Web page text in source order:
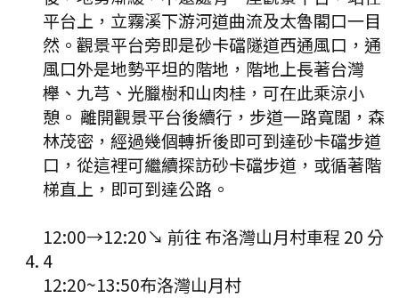
平台上，立霧溪下游河道曲流及太魯閣口一目
然。觀景平台旁即是砂卡礑隧道西通風口，通
風口外是地勢平坦的階地，階地上長著台灣
櫸、九芎、光臘樹和山肉桂，可在此乘涼小
憩。 離開觀景平台後續行，步道一路寬闊，森
林茂密，經過幾個轉折後即可到達砂卡礑步道
口，從這裡可繼續探訪砂卡礑步道，或循著階
梯直上，即可到達公路。
12:00→12:20↘ 前往 布洛灣山月村車程 20 分
4
12:20~13:50布洛灣山月村